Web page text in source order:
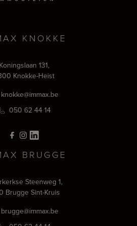
KNOKKE
Koningslaan 131,
Knokke-Heist
knokke@immax.be
050 62 44 14
BRUGGE
Steenweg 1,
Brugge Sint-Kruis
brugge@immax.be